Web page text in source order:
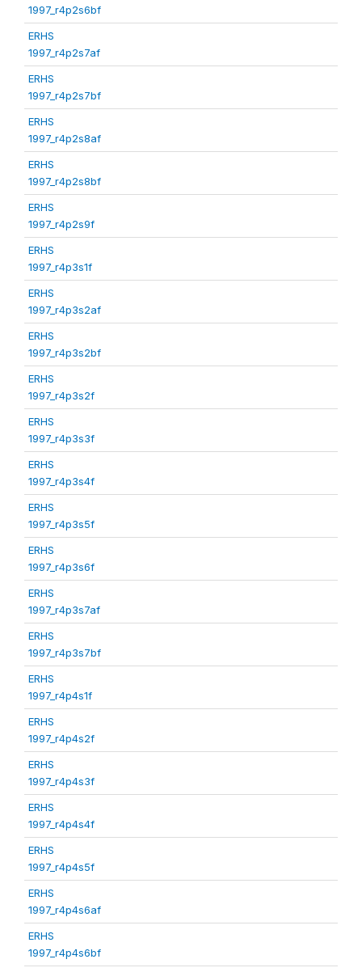
1997_r4p2s6bf
ERHS
1997_r4p2s7af
ERHS
1997_r4p2s7bf
ERHS
1997_r4p2s8af
ERHS
1997_r4p2s8bf
ERHS
1997_r4p2s9f
ERHS
1997_r4p3s1f
ERHS
1997_r4p3s2af
ERHS
1997_r4p3s2bf
ERHS
1997_r4p3s2f
ERHS
1997_r4p3s3f
ERHS
1997_r4p3s4f
ERHS
1997_r4p3s5f
ERHS
1997_r4p3s6f
ERHS
1997_r4p3s7af
ERHS
1997_r4p3s7bf
ERHS
1997_r4p4s1f
ERHS
1997_r4p4s2f
ERHS
1997_r4p4s3f
ERHS
1997_r4p4s4f
ERHS
1997_r4p4s5f
ERHS
1997_r4p4s6af
ERHS
1997_r4p4s6bf